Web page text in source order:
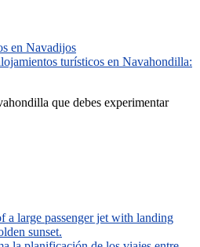
turísticos en Navahondilla:
que debes experimentar